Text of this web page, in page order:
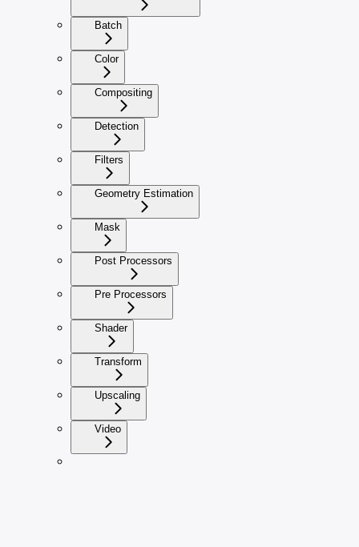
Batch
Color
Compositing
Detection
Filters
Geometry Estimation
Mask
Post Processors
Pre Processors
Shader
Transform
Upscaling
Video